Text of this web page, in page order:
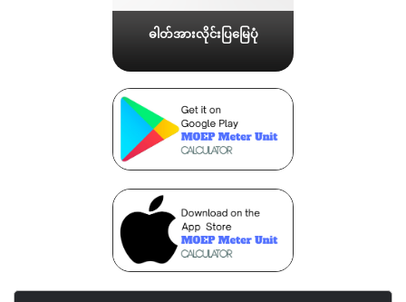
ဓါတ်အားလိုင်းပြမြေပုံ